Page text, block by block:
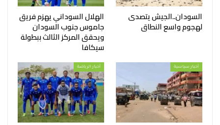
السودان..الجيش يتصدى
لهجوم واسع النطاق
الهلال السوداني يهزم فريق
جاموس جنوب السودان
ويحقق المركز الثالث ببطولة
سيكافا
أخبار سياسية أخبار الرياضة